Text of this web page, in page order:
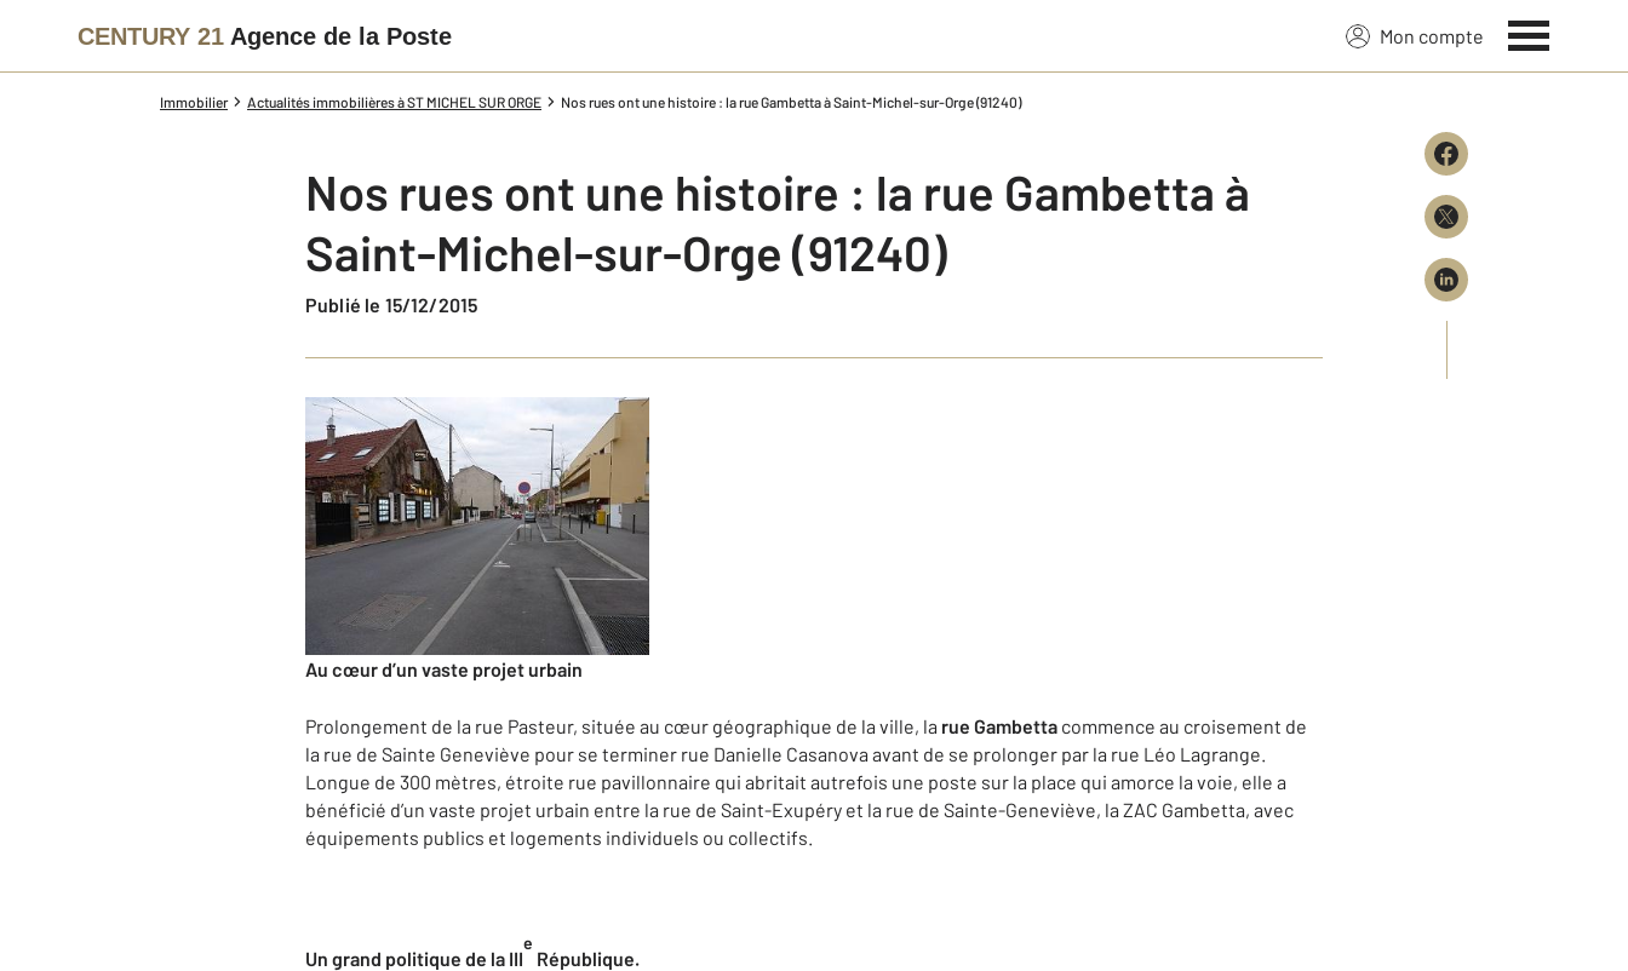
CENTURY 21 Agence de la Poste Mon compte
Immobilier Actualités immobilières à ST MICHEL SUR ORGE Nos rues ont une histoire : la rue Gambetta à Saint-Michel-sur-Orge (91240)
Nos rues ont une histoire : la rue Gambetta à
Saint-Michel-sur-Orge (91240)
Publié le 15/12/2015
Au cœur d’un vaste projet urbain
Prolongement de la rue Pasteur, située au cœur géographique de la ville, la rue Gambetta commence au croisement de
la rue de Sainte Geneviève pour se terminer rue Danielle Casanova avant de se prolonger par la rue Léo Lagrange.
Longue de 300 mètres, étroite rue pavillonnaire qui abritait autrefois une poste sur la place qui amorce la voie, elle a
bénéficié d’un vaste projet urbain entre la rue de Saint-Exupéry et la rue de Sainte-Geneviève, la ZAC Gambetta, avec
équipements publics et logements individuels ou collectifs.
Un grand politique de la III
e
République.